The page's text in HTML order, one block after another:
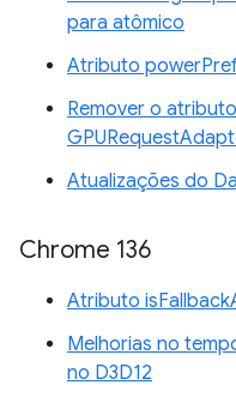
para atômico
Atributo
Remover o
Atualizações do
Chrome 136
Atributo
Melhorias no
no D3D12